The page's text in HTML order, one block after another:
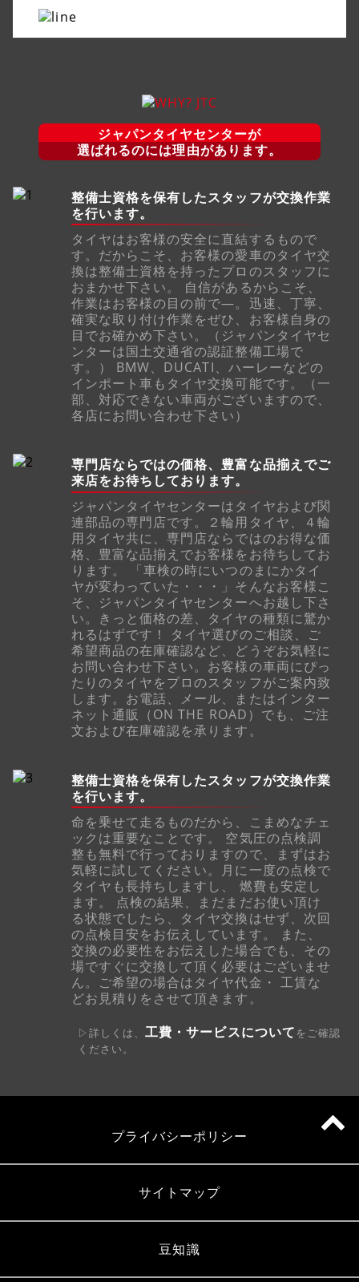
ジャパンタイヤセンターが
選ばれるのには理由があります。
整備士資格を保有したスタッフが交換作業
を行います。
タイヤはお客様の安全に直結するもので
す。だからこそ、お客様の愛車のタイヤ交
換は整備士資格を持ったプロのスタッフに
おまかせ下さい。 自信があるからこそ、
作業はお客様の目の前で―。迅速、丁寧、
確実な取り付け作業をぜひ、お客様自身の
目でお確かめ下さい。（ジャパンタイヤセ
ンターは国土交通省の認証整備工場で
す。） BMW、DUCATI、ハーレーなどの
インポート車もタイヤ交換可能です。（一
部、対応できない車両がございますので、
各店にお問い合わせ下さい）
専門店ならではの価格、豊富な品揃えでご
来店をお待ちしております。
ジャパンタイヤセンターはタイヤおよび関
連部品の専門店です。２輪用タイヤ、４輪
用タイヤ共に、専門店ならではのお得な価
格、豊富な品揃えでお客様をお待ちしてお
ります。 「車検の時にいつのまにかタイ
ヤが変わっていた・・・」そんなお客様こ
そ、ジャパンタイヤセンターへお越し下さ
い。きっと価格の差、タイヤの種類に驚か
れるはずです！ タイヤ選びのご相談、ご
希望商品の在庫確認など、どうぞお気軽に
お問い合わせ下さい。お客様の車両にぴっ
たりのタイヤをプロのスタッフがご案内致
します。お電話、メール、またはインター
ネット通販（ON THE ROAD）でも、ご注
文および在庫確認を承ります。
整備士資格を保有したスタッフが交換作業
を行います。
命を乗せて走るものだから、こまめなチェ
ックは重要なことです。 空気圧の点検調
整も無料で行っておりますので、まずはお
気軽に試してください。月に一度の点検で
タイヤも長持ちしますし、 燃費も安定し
ます。 点検の結果、まだまだお使い頂け
る状態でしたら、タイヤ交換はせず、次回
の点検目安をお伝えしています。 また、
交換の必要性をお伝えした場合でも、その
場ですぐに交換して頂く必要はございませ
ん。ご希望の場合はタイヤ代金・ 工賃な
どお見積りをさせて頂きます。
▷詳しくは、工費・サービスについてをご確認
ください。
プライバシーポリシー
サイトマップ
豆知識